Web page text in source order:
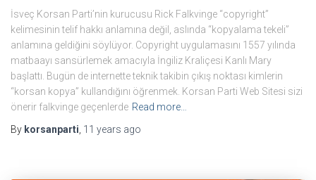
İsveç Korsan Parti’nin kurucusu Rick Falkvinge “copyright”
kelimesinin telif hakkı anlamına değil, aslında “kopyalama tekeli”
anlamına geldiğini söylüyor. Copyright uygulamasını 1557 yılında
matbaayı sansürlemek amacıyla İngiliz Kraliçesi Kanlı Mary
başlattı. Bugün de internette teknik takibin çıkış noktası kimlerin
“korsan kopya” kullandığını öğrenmek. Korsan Parti Web Sitesi sizi
önerir falkvinge geçenlerde Read more…
By korsanparti 11 years ago